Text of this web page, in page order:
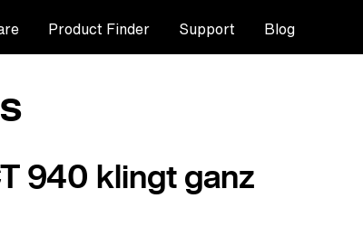
Product Finder Support Blog
940 klingt ganz